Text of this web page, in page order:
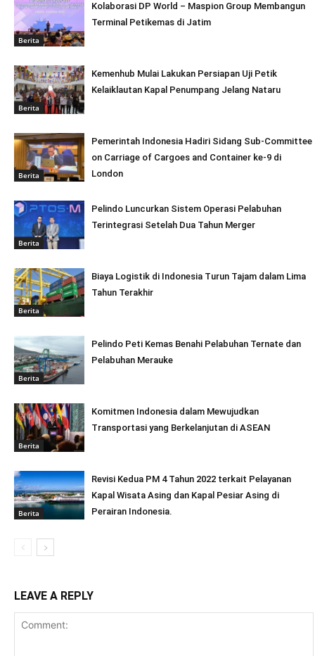
Berita
Kolaborasi DP World – Maspion Group Membangun
Terminal Petikemas di Jatim
Berita
Kemenhub Mulai Lakukan Persiapan Uji Petik
Kelaiklautan Kapal Penumpang Jelang Nataru
Berita
Pemerintah Indonesia Hadiri Sidang Sub-Committee
on Carriage of Cargoes and Container ke-9 di
London
Berita
Pelindo Luncurkan Sistem Operasi Pelabuhan
Terintegrasi Setelah Dua Tahun Merger
Berita
Biaya Logistik di Indonesia Turun Tajam dalam Lima
Tahun Terakhir
Berita
Pelindo Peti Kemas Benahi Pelabuhan Ternate dan
Pelabuhan Merauke
Berita
Komitmen Indonesia dalam Mewujudkan
Transportasi yang Berkelanjutan di ASEAN
Berita
Revisi Kedua PM 4 Tahun 2022 terkait Pelayanan
Kapal Wisata Asing dan Kapal Pesiar Asing di
Perairan Indonesia.
LEAVE A REPLY